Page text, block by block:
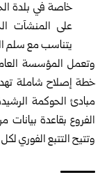
خاصة في بلدة
على المنشآت
يتناسب مع سلم
وتعمل المؤسسة
خطة إصلاح شاملة
مبادئ الحوكمة
الفروع بقاعدة بيانات
وتتيح التتبع الفوري